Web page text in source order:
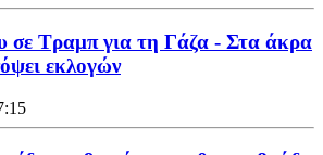
σε Τραμπ για τη Γάζα - Στα άκρα
εκλογών